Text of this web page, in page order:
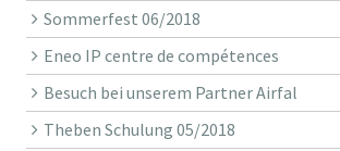
Sommerfest 06/2018
Eneo IP centre de compétences
Besuch bei unserem Partner Airfal
Theben Schulung 05/2018